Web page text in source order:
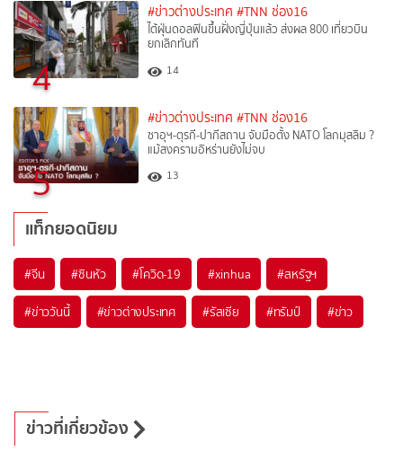
4
#ข่าวต่างประเทศ #TNN ช่อง16
ไต้ฝุ่นดอลฟินขึ้นฝั่งญี่ปุ่นแล้ว ส่งผล 800 เที่ยวบิน
ยกเลิกทันที
14
5
#ข่าวต่างประเทศ #TNN ช่อง16
ซาอุฯ-ตุรกี-ปากีสถาน จับมือตั้ง NATO โลกมุสลิม ?
แม้สงครามอิหร่านยังไม่จบ
13
แท็กยอดนิยม
#จีน #ซินหัว #โควิด-19 #xinhua #สหรัฐฯ
#ข่าววันนี้ #ข่าวต่างประเทศ #รัสเซีย #ทรัมป์ #ข่าว
ข่าวที่เกี่ยวข้อง